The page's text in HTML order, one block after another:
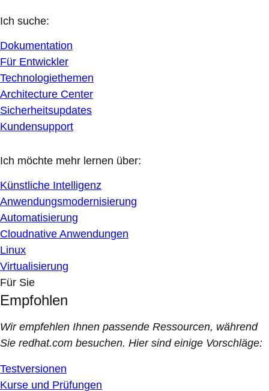
Ich suche:
Dokumentation
Für Entwickler
Technologiethemen
Architecture Center
Sicherheitsupdates
Kundensupport
Ich möchte mehr lernen über:
Künstliche Intelligenz
Anwendungsmodernisierung
Automatisierung
Cloudnative Anwendungen
Linux
Virtualisierung
Für Sie
Empfohlen
Wir empfehlen Ihnen passende Ressourcen, während
Sie redhat.com besuchen. Hier sind einige Vorschläge:
Testversionen
Kurse und Prüfungen